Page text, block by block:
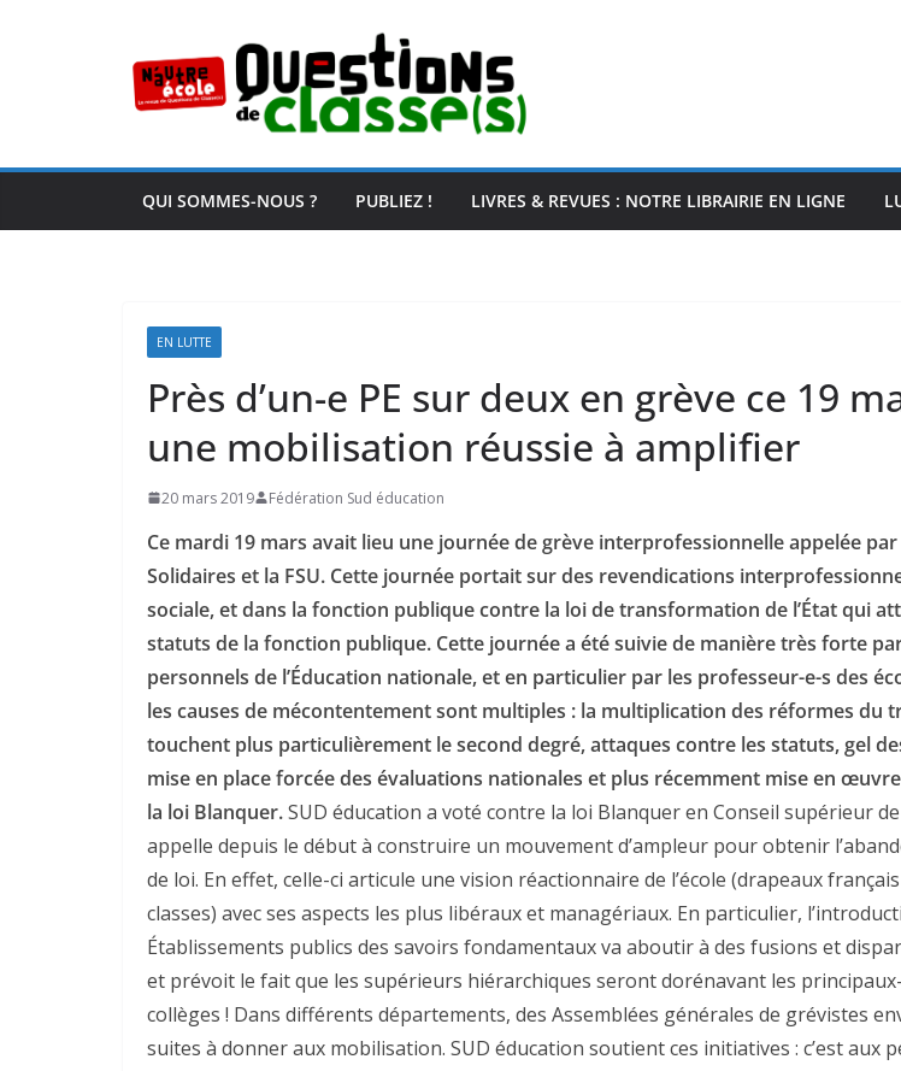
QUI SOMMES-NOUS ? PUBLIEZ ! LIVRES & REVUES : NOTRE LIBRAIRIE EN LIGNE
EN LUTTE
Près d’un-e PE sur deux en grève ce 19
une mobilisation réussie à amplifier
20 mars 2019 Fédération Sud éducation
Ce mardi 19 mars avait lieu une journée de grève interprofessionnelle appelée par
Solidaires et la FSU. Cette journée portait sur des revendications
sociale, et dans la fonction publique contre la loi de transformation de l’État qui
statuts de la fonction publique. Cette journée a été suivie de manière très forte
personnels de l’Éducation nationale, et en particulier par les professeur-e-s des
les causes de mécontentement sont multiples : la multiplication des réformes du
touchent plus particulièrement le second degré, attaques contre les statuts, gel
mise en place forcée des évaluations nationales et plus récemment mise en
la loi Blanquer.SUD éducation a voté contre la loi Blanquer en Conseil supérieur
appelle depuis le début à construire un mouvement d’ampleur pour obtenir
de loi. En effet, celle-ci articule une vision réactionnaire de l’école (drapeaux
classes) avec ses aspects les plus libéraux et managériaux. En particulier,
Établissements publics des savoirs fondamentaux va aboutir à des fusions et
et prévoit le fait que les supérieurs hiérarchiques seront dorénavant les
collèges ! Dans différents départements, des Assemblées générales de grévistes
suites à donner aux mobilisation. SUD éducation soutient ces initiatives : c’est aux